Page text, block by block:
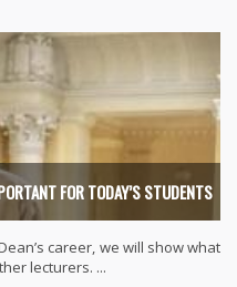
FOR TODAY’S STUDENTS
career, we will show what
lecturers. ...